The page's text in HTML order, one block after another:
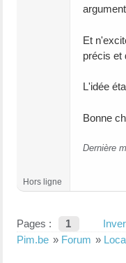
Et
précis et
L'idée
Bonne
Dernière
Hors ligne
Pages : 1
Pim.be » Forum »